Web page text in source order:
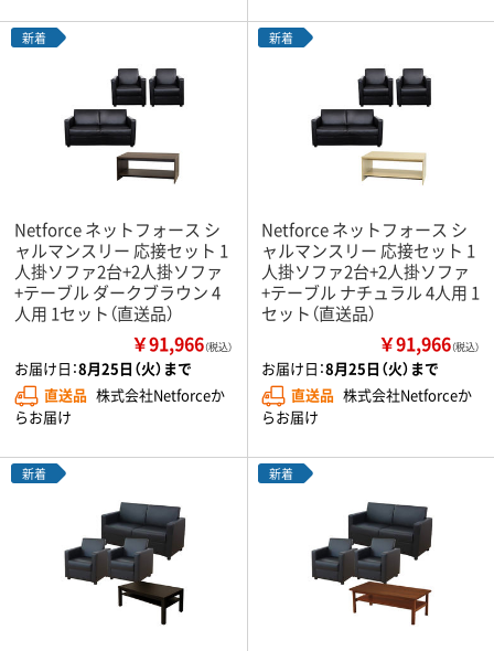
新着
Netforce ネットフォース シ
ャルマンスリー 応接セット 1
人掛ソファ2台+2人掛ソファ
+テーブル ダークブラウン 4
人用 1セット（直送品）
￥91,966（税込）
お届け日：8月25日（火）まで
直送品 株式会社Netforceか
らお届け
新着
Netforce ネットフォース シ
ャルマンスリー 応接セット 1
人掛ソファ2台+2人掛ソファ
+テーブル ナチュラル 4人用 1
セット（直送品）
￥91,966（税込）
お届け日：8月25日（火）まで
直送品 株式会社Netforceか
らお届け
新着 新着